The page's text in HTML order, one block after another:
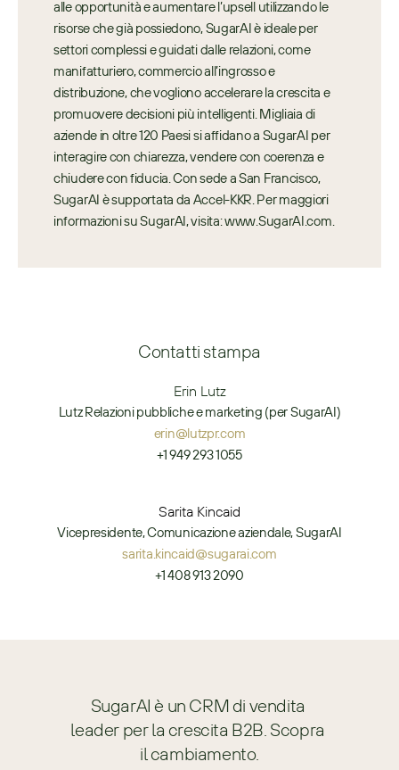
alle opportunità e aumentare l’upsell utilizzando le
risorse che già possiedono, SugarAI è ideale per
settori complessi e guidati dalle relazioni, come
manifatturiero, commercio all’ingrosso e
distribuzione, che vogliono accelerare la crescita e
promuovere decisioni più intelligenti. Migliaia di
aziende in oltre 120 Paesi si affidano a SugarAI per
interagire con chiarezza, vendere con coerenza e
chiudere con fiducia. Con sede a San Francisco,
SugarAI è supportata da Accel-KKR. Per maggiori
informazioni su SugarAI, visita: www.SugarAI.com.
Contatti stampa
Erin Lutz
Lutz Relazioni pubbliche e marketing (per SugarAI)
erin@lutzpr.com
+1 949 293 1055
Sarita Kincaid
Vicepresidente, Comunicazione aziendale, SugarAI
sarita.kincaid@sugarai.com
+1 408 913 2090
SugarAI è un CRM di vendita
leader per la crescita B2B. Scopra
il cambiamento.